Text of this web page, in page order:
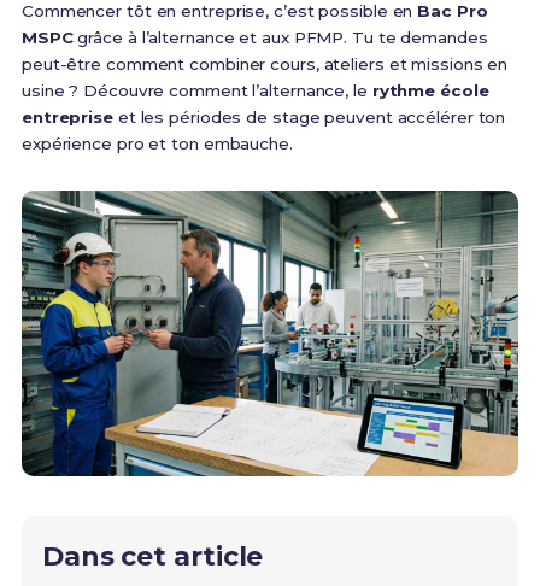
Commencer tôt en entreprise, c’est possible en Bac Pro
MSPCgrâce à l’alternance et aux PFMP. Tu te demandes
peut-être comment combiner cours, ateliers et missions en
usine ? Découvre comment l’alternance, le rythme école
entrepriseet les périodes de stage peuvent accélérer ton
expérience pro et ton embauche.
Dans cet article